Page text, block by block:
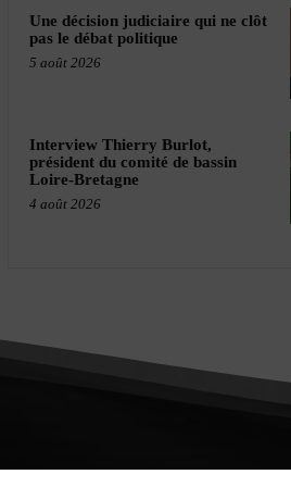
Une décision judiciaire qui ne clôt
pas le débat politique
5 août 2026
Interview Thierry Burlot,
président du comité de bassin
Loire-Bretagne
4 août 2026